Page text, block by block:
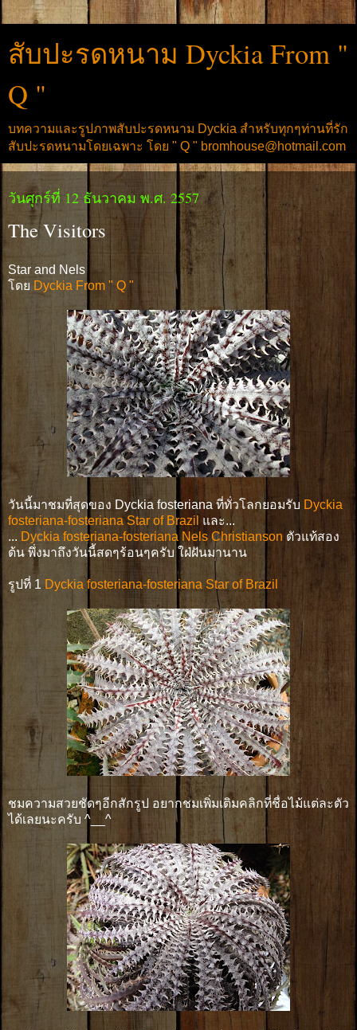
สับปะรดหนาม Dyckia From "
Q "
บทความและรูปภาพสับปะรดหนาม Dyckia สำหรับทุกๆท่านที่รัก
สับปะรดหนามโดยเฉพาะ โดย " Q " bromhouse@hotmail.com
วันศุกร์ที่ 12 ธันวาคม พ.ศ. 2557
The Visitors
Star and Nels
โดย Dyckia From " Q "
วันนี้มาชมที่สุดของ Dyckia fosteriana ที่ทั่วโลกยอมรับ Dyckia
fosteriana-fosteriana Star of Brazil และ...
... Dyckia fosteriana-fosteriana Nels Christianson ตัวแท้สอง
ต้น พึ่งมาถึงวันนี้สดๆร้อนๆครับ ใฝ่ฝันมานาน
รูปที่ 1 Dyckia fosteriana-fosteriana Star of Brazil
ชมความสวยชัดๆอีกสักรูป อยากชมเพิ่มเติมคลิกที่ชื่อไม้แต่ละตัว
ได้เลยนะครับ ^__^